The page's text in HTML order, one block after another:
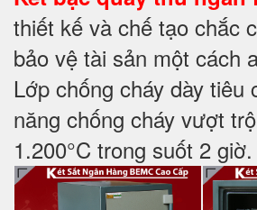
thiết kế và chế tạo chắc
bảo vệ tài sản một cách
Lớp chống cháy dày tiêu
năng chống cháy vượt
1.200°C trong suốt 2 giờ.